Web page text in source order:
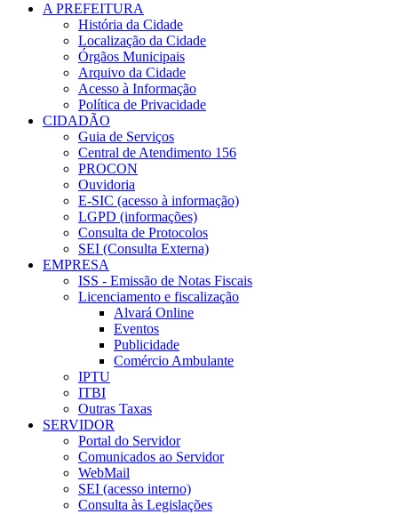
A PREFEITURA
História da Cidade
Localização da Cidade
Órgãos Municipais
Arquivo da Cidade
Acesso à Informação
Política de Privacidade
CIDADÃO
Guia de Serviços
Central de Atendimento 156
PROCON
Ouvidoria
E-SIC (acesso à informação)
LGPD (informações)
Consulta de Protocolos
SEI (Consulta Externa)
EMPRESA
ISS - Emissão de Notas Fiscais
Licenciamento e fiscalização
Alvará Online
Eventos
Publicidade
Comércio Ambulante
IPTU
ITBI
Outras Taxas
SERVIDOR
Portal do Servidor
Comunicados ao Servidor
WebMail
SEI (acesso interno)
Consulta às Legislações